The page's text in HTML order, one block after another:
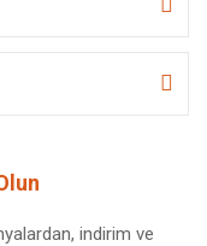
indirim ve